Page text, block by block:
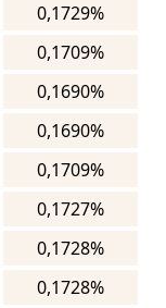
0,1729%
0,1709%
0,1690%
0,1690%
0,1709%
0,1727%
0,1728%
0,1728%